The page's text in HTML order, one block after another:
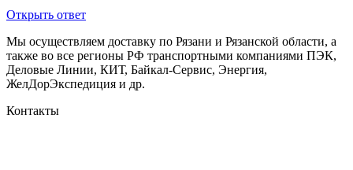
Открыть ответ
Мы осуществляем доставку по Рязани и Рязанской области, а
также во все регионы РФ транспортными компаниями ПЭК,
Деловые Линии, КИТ, Байкал-Сервис, Энергия,
ЖелДорЭкспедиция и др.
Контакты